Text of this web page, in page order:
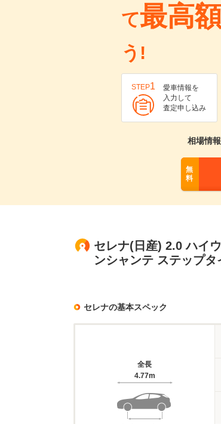
て最高
う!
STEP1
愛車情報を
入力して
査定申し込み
相場情
無
料
セレナ(日産) 2.0 ハイ
ンシャンテ ステップ
セレナの基本スペック
全長
4.77m